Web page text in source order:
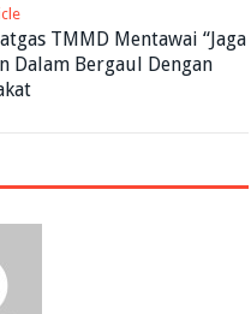
TMMD Mentawai “Jaga
Dalam Bergaul Dengan